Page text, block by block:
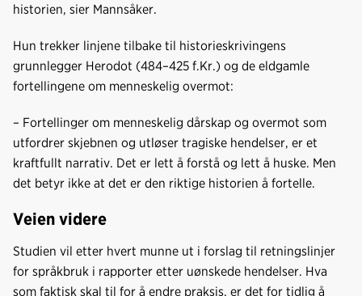
historien, sier Mannsåker.
Hun trekker linjene tilbake til historieskrivingens
grunnlegger Herodot (484–425 f.Kr.) og de eldgamle
fortellingene om menneskelig overmot:
– Fortellinger om menneskelig dårskap og overmot som
utfordrer skjebnen og utløser tragiske hendelser, er et
kraftfullt narrativ. Det er lett å forstå og lett å huske. Men
det betyr ikke at det er den riktige historien å fortelle.
Veien videre
Studien vil etter hvert munne ut i forslag til retningslinjer
for språkbruk i rapporter etter uønskede hendelser. Hva
som faktisk skal til for å endre praksis, er det for tidlig å